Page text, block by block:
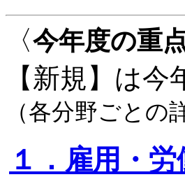
〈今年度の重
【新規】は
（各分野ごとの
１．雇用・